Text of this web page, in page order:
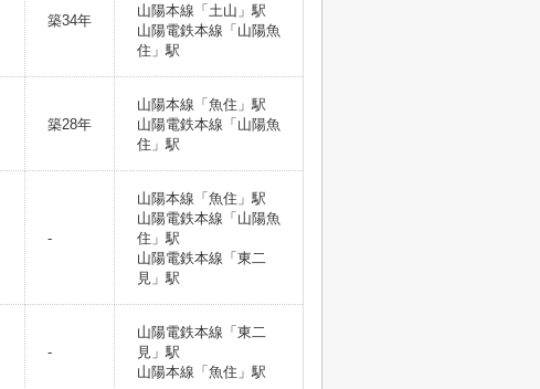
築34年
山陽本線「土山」駅
山陽電鉄本線「山陽魚
住」駅
築28年
山陽本線「魚住」駅
山陽電鉄本線「山陽魚
住」駅
-
山陽本線「魚住」駅
山陽電鉄本線「山陽魚
住」駅
山陽電鉄本線「東二
見」駅
-
山陽電鉄本線「東二
見」駅
山陽本線「魚住」駅